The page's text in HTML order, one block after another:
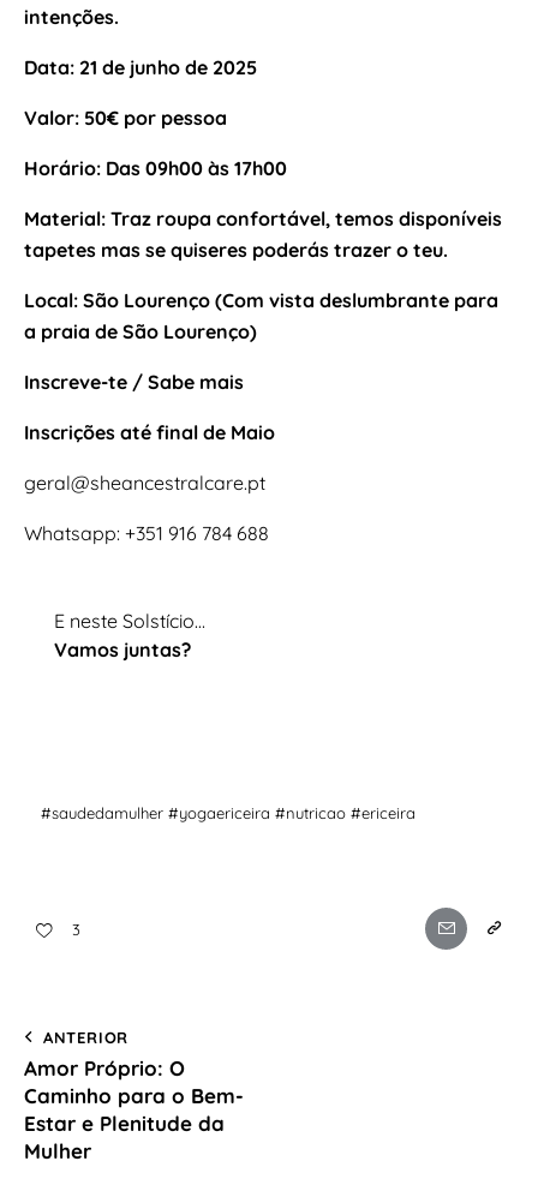
intenções.
Data: 21 de junho de 2025
Valor: 50€ por pessoa
Horário: Das 09h00 às 17h00
Material: Traz roupa confortável, temos disponíveis
tapetes mas se quiseres poderás trazer o teu.
Local: São Lourenço (Com vista deslumbrante para
a praia de São Lourenço)
Inscreve-te / Sabe mais
Inscrições até final de Maio
geral@sheancestralcare.pt
Whatsapp: +351 916 784 688
E neste Solstício…
Vamos juntas?
#saudedamulher #yogaericeira #nutricao #ericeira
3
ANTERIOR
Amor Próprio: O
Caminho para o Bem-
Estar e Plenitude da
Mulher